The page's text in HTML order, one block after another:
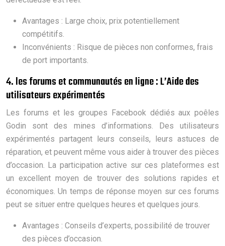
Avantages : Large choix, prix potentiellement
compétitifs.
Inconvénients : Risque de pièces non conformes, frais
de port importants.
4. les forums et communautés en ligne : L’Aide des
utilisateurs expérimentés
Les forums et les groupes Facebook dédiés aux poêles
Godin sont des mines d’informations. Des utilisateurs
expérimentés partagent leurs conseils, leurs astuces de
réparation, et peuvent même vous aider à trouver des pièces
d’occasion. La participation active sur ces plateformes est
un excellent moyen de trouver des solutions rapides et
économiques. Un temps de réponse moyen sur ces forums
peut se situer entre quelques heures et quelques jours.
Avantages : Conseils d’experts, possibilité de trouver
des pièces d’occasion.